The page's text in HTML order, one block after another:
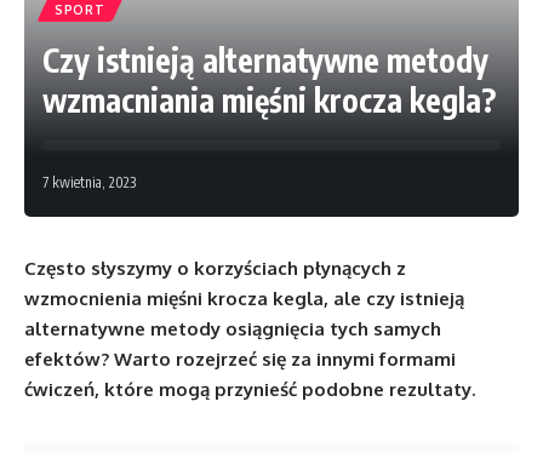
SPORT
Czy istnieją alternatywne metody
wzmacniania mięśni krocza kegla?
7 kwietnia, 2023
Często słyszymy o korzyściach płynących z
wzmocnienia mięśni krocza kegla, ale czy istnieją
alternatywne metody osiągnięcia tych samych
efektów? Warto rozejrzeć się za innymi formami
ćwiczeń, które mogą przynieść podobne rezultaty.